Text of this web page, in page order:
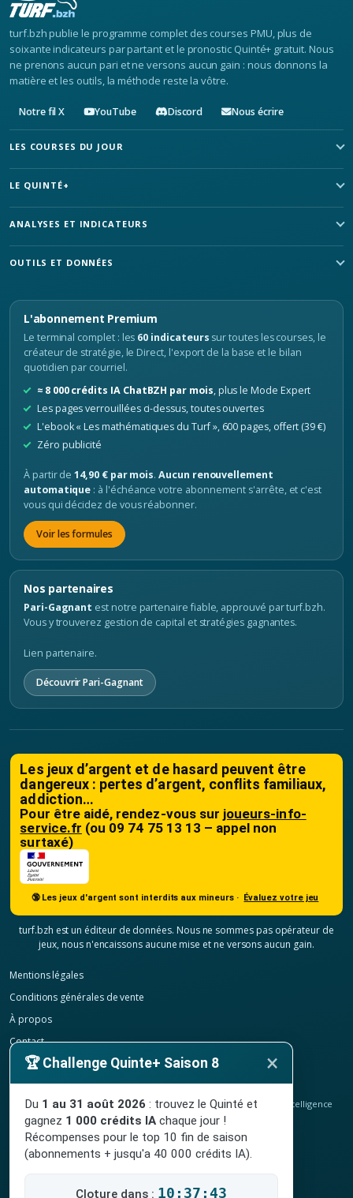
turf.bzh publie le programme complet des courses PMU, plus de
soixante indicateurs par partant et le pronostic Quinté+ gratuit. Nous
ne prenons aucun pari et ne versons aucun gain : nous donnons la
matière et les outils, la méthode reste la vôtre.
Notre fil X YouTube Discord Nous écrire
LES COURSES DU JOUR
LE QUINTÉ+
ANALYSES ET INDICATEURS
OUTILS ET DONNÉES
L'abonnement Premium
Le terminal complet : les 60 indicateurs sur toutes les courses, le
créateur de stratégie, le Direct, l'export de la base et le bilan
quotidien par courriel.
≈ 8 000 crédits IA ChatBZH par mois, plus le Mode Expert
Les pages verrouillées ci-dessus, toutes ouvertes
L'ebook « Les mathématiques du Turf », 600 pages, offert (39 €)
Zéro publicité
À partir de14,90 € par mois.Aucun renouvellement
automatique : à l'échéance votre abonnement s'arrête, et c'est
vous qui décidez de vous réabonner.
Voir les formules
Nos partenaires
Pari-Gagnant est notre partenaire fiable, approuvé par turf.bzh.
Vous y trouverez gestion de capital et stratégies gagnantes.
Lien partenaire.
Découvrir Pari-Gagnant
Les jeux d’argent et de hasard peuvent être
dangereux : pertes d’argent, conflits familiaux,
addiction…
Pour être aidé, rendez-vous sur joueurs-info-
service.fr (ou 09 74 75 13 13 – appel non
surtaxé)
🔞 Les jeux d'argent sont interdits aux mineurs · Évaluez votre jeu
turf.bzh est un éditeur de données. Nous ne sommes pas opérateur de
jeux, nous n'encaissons aucune mise et ne versons aucun gain.
Mentions légales
Conditions générales de vente
À propos
Contact
Confidentialité
Résilier mon abonnement
© 2020-2026 TURF.bzh, analyses hippiques, classement ELO et intelligence
artificielle.
Site indépendant, sans lien avec le PMU. Jeu interdit aux mineurs.
🏆 Challenge Quinte+ Saison 8 ×
Du 1 au 31 août 2026 : trouvez le Quinté et
gagnez 1 000 crédits IA chaque jour !
Récompenses pour le top 10 fin de saison
(abonnements + jusqu'a 40 000 crédits IA).
Cloture dans : 10:37:43